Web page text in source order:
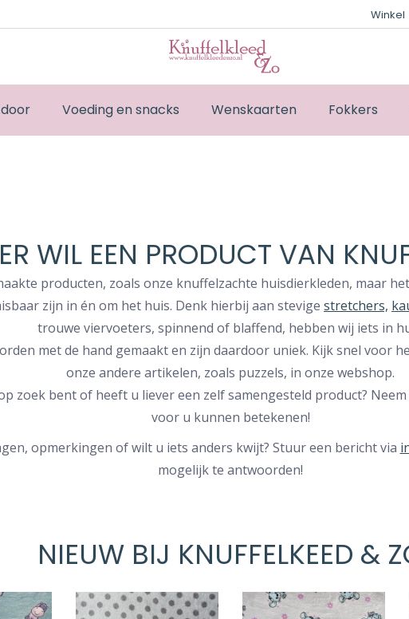
Winkel
Voeding en snacks Wenskaarten Fokkers
WIL EEN PRODUCT VAN
producten, zoals onze knuffelzachte huisdierkleden, maar
zijn in én om het huis. Denk hierbij aan stevige stretchers,
trouwe viervoeters, spinnend of blaffend, hebben wij iets in
met de hand gemaakt en zijn daardoor uniek. Kijk snel voor
onze andere artikelen, zoals puzzels, in onze webshop.
zoek bent of heeft u liever een zelf samengesteld product?
voor u kunnen betekenen!
opmerkingen of wilt u iets anders kwijt? Stuur een bericht via
mogelijk te antwoorden!
NIEUW BIJ KNUFFELKEED &